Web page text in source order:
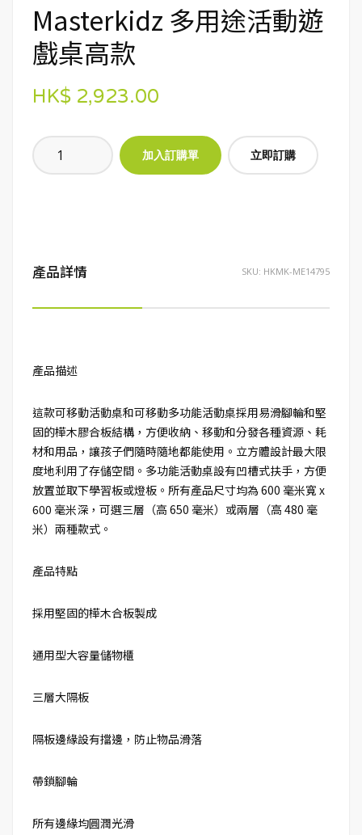
Masterkidz 多用途活動遊
戲桌高款
HK$ 2,923.00
立即訂購
產品詳情 SKU: HKMK-ME14795
產品描述
這款可移動活動桌和可移動多功能活動桌採用易滑腳輪和堅
固的樺木膠合板結構，方便收納、移動和分發各種資源、耗
材和用品，讓孩子們隨時隨地都能使用。立方體設計最大限
度地利用了存儲空間。多功能活動桌設有凹槽式扶手，方便
放置並取下學習板或燈板。所有產品尺寸均為 600 毫米寬 x
600 毫米深，可選三層（高 650 毫米）或兩層（高 480 毫
米）兩種款式。
產品特點
採用堅固的樺木合板製成
通用型大容量儲物櫃
三層大隔板
隔板邊緣設有擋邊，防止物品滑落
帶鎖腳輪
所有邊緣均圓潤光滑